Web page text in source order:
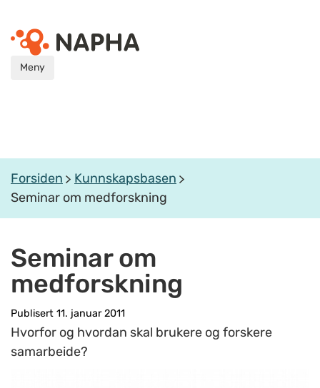
Meny
Forsiden
Kunnskapsbasen
Seminar om medforskning
Seminar om
medforskning
Publisert 11. januar 2011
Hvorfor og hvordan skal brukere og forskere
samarbeide?